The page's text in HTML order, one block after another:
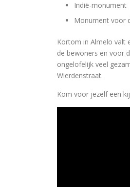
Indië-monument
Monument voor
Kortom in Almelo valt
de bewoners en voor
ongelofelijk veel
Wierdenstraat.
Kom voor jezelf een